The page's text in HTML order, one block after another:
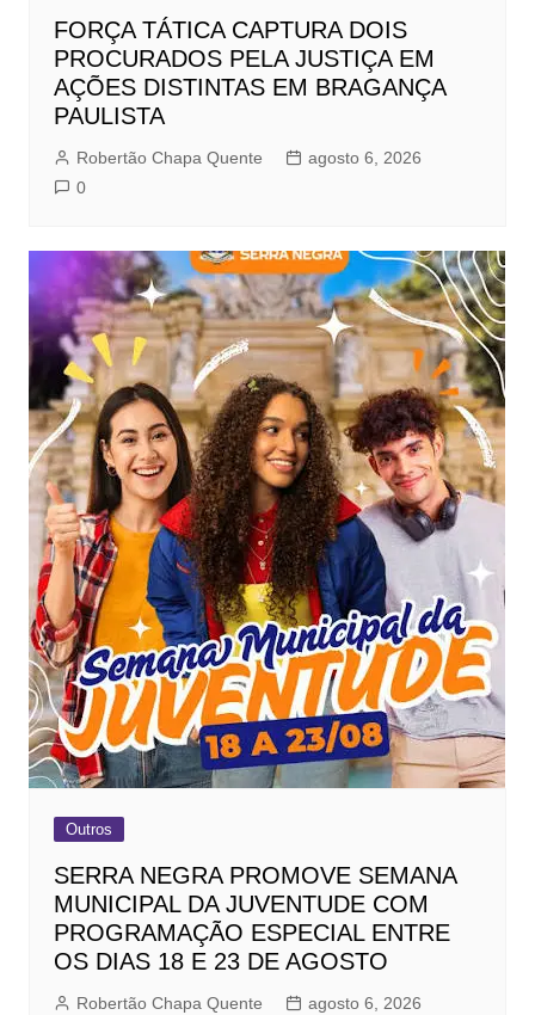
FORÇA TÁTICA CAPTURA DOIS
PROCURADOS PELA JUSTIÇA EM
AÇÕES DISTINTAS EM BRAGANÇA
PAULISTA
Robertão Chapa Quente
agosto 6, 2026
0
Outros
SERRA NEGRA PROMOVE SEMANA
MUNICIPAL DA JUVENTUDE COM
PROGRAMAÇÃO ESPECIAL ENTRE
OS DIAS 18 E 23 DE AGOSTO
Robertão Chapa Quente
agosto 6, 2026